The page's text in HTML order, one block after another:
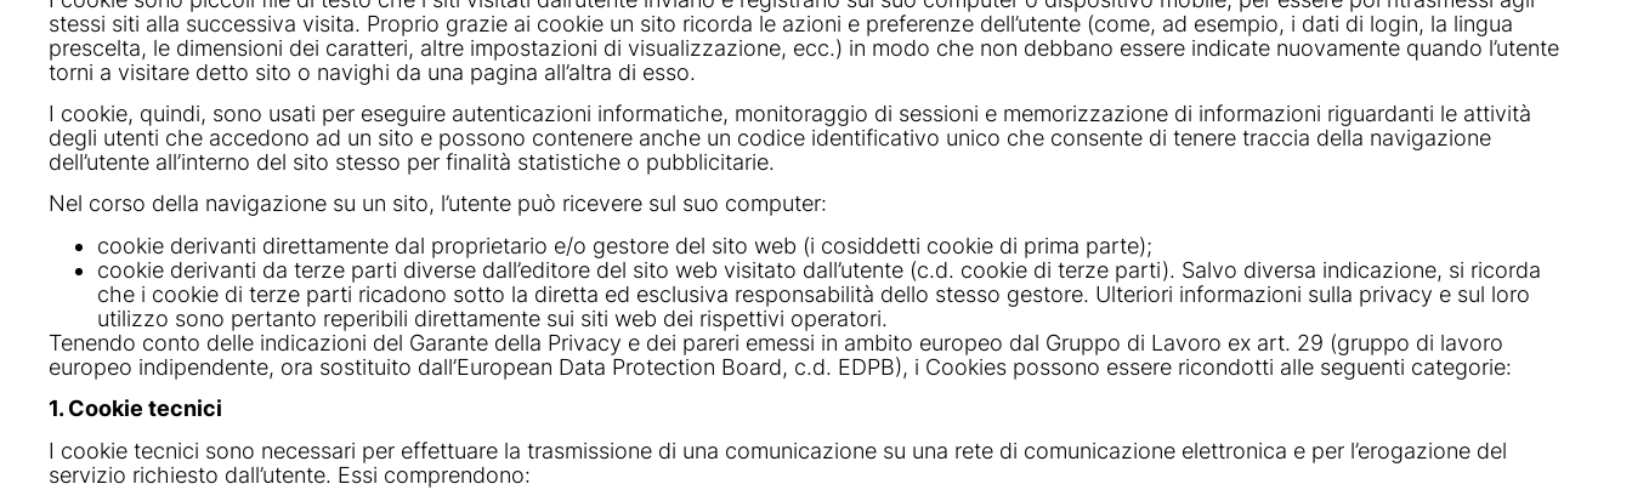
stessi siti alla successiva visita. Proprio grazie ai cookie un sito ricorda le azioni e preferenze dell’utente (come, ad esempio, i dati di login, la lingua
prescelta, le dimensioni dei caratteri, altre impostazioni di visualizzazione, ecc.) in modo che non debbano essere indicate nuovamente quando l’utente
torni a visitare detto sito o navighi da una pagina all’altra di esso.
I cookie, quindi, sono usati per eseguire autenticazioni informatiche, monitoraggio di sessioni e memorizzazione di informazioni riguardanti le attività
degli utenti che accedono ad un sito e possono contenere anche un codice identificativo unico che consente di tenere traccia della navigazione
dell’utente all’interno del sito stesso per finalità statistiche o pubblicitarie.
Nel corso della navigazione su un sito, l’utente può ricevere sul suo computer:
cookie derivanti direttamente dal proprietario e/o gestore del sito web (i cosiddetti cookie di prima parte);
cookie derivanti da terze parti diverse dall’editore del sito web visitato dall’utente (c.d. cookie di terze parti). Salvo diversa indicazione, si ricorda
che i cookie di terze parti ricadono sotto la diretta ed esclusiva responsabilità dello stesso gestore. Ulteriori informazioni sulla privacy e sul loro
utilizzo sono pertanto reperibili direttamente sui siti web dei rispettivi operatori.
Tenendo conto delle indicazioni del Garante della Privacy e dei pareri emessi in ambito europeo dal Gruppo di Lavoro ex art. 29 (gruppo di lavoro
europeo indipendente, ora sostituito dall’European Data Protection Board, c.d. EDPB), i Cookies possono essere ricondotti alle seguenti categorie:
1. Cookie tecnici
I cookie tecnici sono necessari per effettuare la trasmissione di una comunicazione su una rete di comunicazione elettronica e per l’erogazione del
servizio richiesto dall’utente. Essi comprendono: